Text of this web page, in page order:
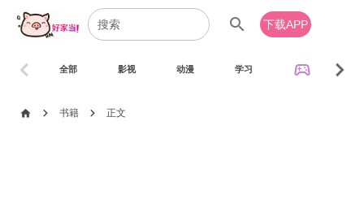
search 下载APP
全部 影视 动漫 学习 sports_esports
chevron_left chevron_right
home chevron_right 书籍 chevron_right 正文